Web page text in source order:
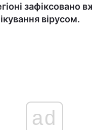
зафіксовано
вірусом.
ad